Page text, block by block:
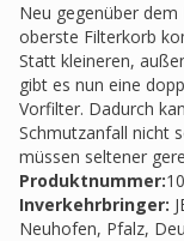
Neu gegenüber
oberste Filterkorb
Statt kleineren,
gibt es nun eine
Vorfilter. Dadurch
Schmutzanfall nicht
müssen seltener
Produktnummer:
Inverkehrbringer:
Neuhofen, Pfalz,